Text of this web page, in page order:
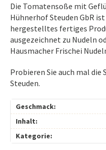
Die Tomatensoße mit
Hühnerhof Steuden GbR
hergestelltes fertiges
ausgezeichnet zu Nudeln
Hausmacher Frischei
Probieren Sie auch mal
Steuden.
Geschmack:
Inhalt:
Kategorie: